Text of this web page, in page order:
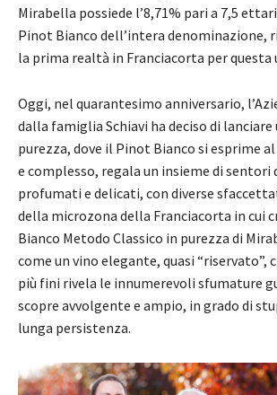
Mirabella possiede l’8,71% pari a 7,5
Pinot Bianco dell’intera denominazione,
la prima realtà in Franciacorta per questa
Oggi, nel quarantesimo anniversario,
dalla famiglia Schiavi ha deciso di lanciare
purezza, dove il Pinot Bianco si esprime
e complesso, regala un insieme di
profumati e delicati, con diverse
della microzona della Franciacorta in cui
Bianco Metodo Classico in purezza di
come un vino elegante, quasi “riservato”,
più fini rivela le innumerevoli sfumature
scopre avvolgente e ampio, in grado di
lunga persistenza.